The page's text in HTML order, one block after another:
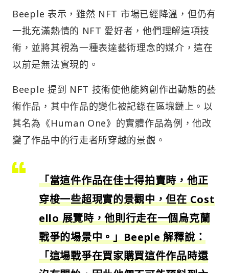
Beeple 表示，雖然 NFT 市場已經降溫，但仍有
一批充滿熱情的 NFT 愛好者，他們理解這項技
術，並將其視為一種表達藝術理念的媒介，這在
以前是無法實現的。
Beeple 提到 NFT 技術使他能夠創作出動態的藝
術作品，其中作品的變化被記錄在區塊鏈上。以
其名為《Human One》的實體作品為例，他改
變了作品中的行走者所穿越的景觀。
「當這件作品在佳士得拍賣時，他正
穿梭一些超現實的景觀中，但在 Cost
ello 展覽時，他則行走在一個烏克蘭
戰爭的場景中。」Beeple 解釋說：
「這場戰爭在買家購買這件作品時還